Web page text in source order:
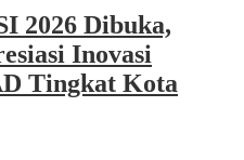
2026 Dibuka,
Inovasi
Tingkat Kota